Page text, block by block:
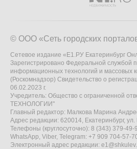
© ООО «Сеть городских
Сетевое издание «Е1.РУ Екатеринбург
Зарегистрировано Федеральной службой
информационных технологий и массовых
(Роскомнадзор) Свидетельство о
06.02.2023 г.
Учредитель: Общество с ограниченной
ТЕХНОЛОГИИ"
Главный редактор: Малкова Марина
Адрес редакции: 620014, Екатеринбург,
Телефоны (круглосуточно): 8 (343) 379-49-
WhatsApp, Viber, Telegram: +7 909 704-57-
Электронный адрес редакции: